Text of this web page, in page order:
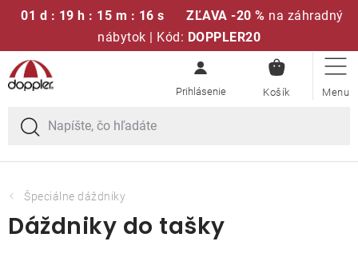
01 d : 19 h : 15 m : 15 s ZĽAVA -20 % na záhradný
nábytok | Kód: DOPPLER20
Prejsť
na
obsah
KOŠÍK
Sedacie súpravy
Slnečníky
Polstre a sedáky
Špeciálne dáždniky
Dáždniky do tašky